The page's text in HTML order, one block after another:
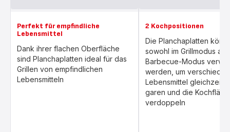
Perfekt für empfindliche
Lebensmittel
Dank ihrer flachen Oberfläche
sind Planchaplatten ideal für das
Grillen von empfindlichen
Lebensmitteln
2 Kochpositionen
Die Planchaplatten
sowohl im Grillmodus als
Barbecue-Modus
werden, um
Lebensmittel
garen und die
verdoppeln